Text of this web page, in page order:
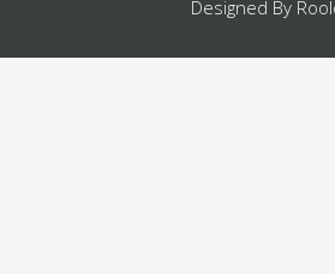
Designed By